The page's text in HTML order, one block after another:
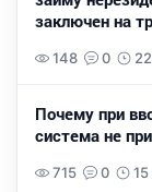
заключен на
148 0
Почему при
система не
715 0